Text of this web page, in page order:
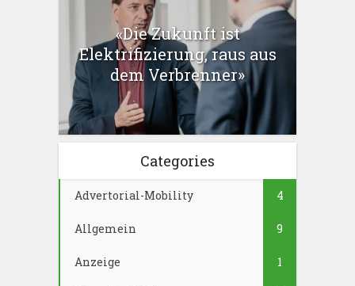
«Die Zukunft ist
Elektrifizierung, raus aus
dem Verbrenner»
Categories
Advertorial-Mobility 4
Allgemein 9
Anzeige 1